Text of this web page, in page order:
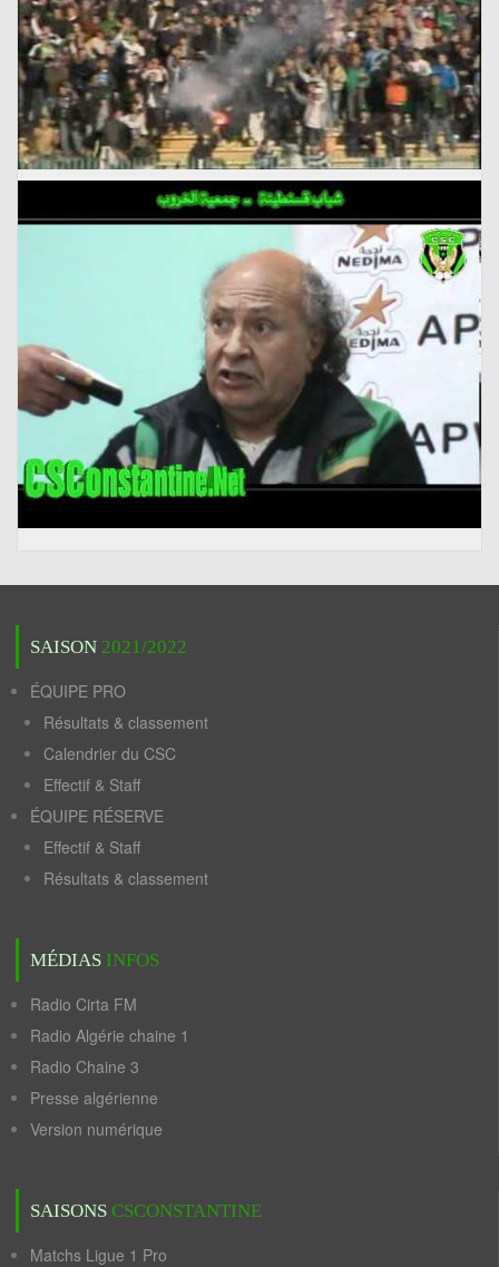
SAISON 2021/2022
ÉQUIPE PRO
Résultats & classement
Calendrier du CSC
Effectif & Staff
ÉQUIPE RÉSERVE
Effectif & Staff
Résultats & classement
MÉDIAS INFOS
Radio Cirta FM
Radio Algérie chaine 1
Radio Chaine 3
Presse algérienne
Version numérique
SAISONS CSCONSTANTINE
Matchs Ligue 1 Pro